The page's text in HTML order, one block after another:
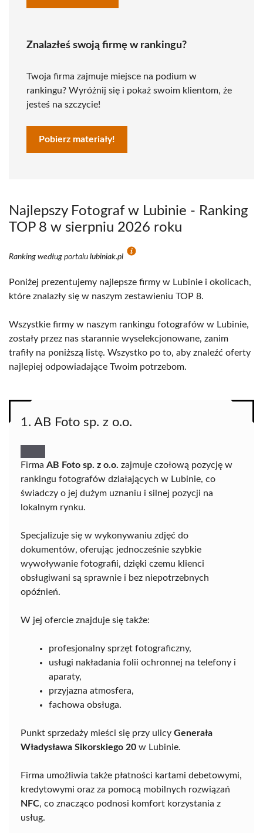
Znalazłeś swoją firmę w rankingu?
Twoja firma zajmuje miejsce na podium w
rankingu? Wyróżnij się i pokaż swoim klientom, że
jesteś na szczycie!
Pobierz materiały!
Najlepszy Fotograf w Lubinie - Ranking
TOP 8 w sierpniu 2026 roku
Ranking według portalu lubiniak.pl
Poniżej prezentujemy najlepsze firmy w Lubinie i okolicach,
które znalazły się w naszym zestawieniu TOP 8.
Wszystkie firmy w naszym rankingu fotografów w Lubinie,
zostały przez nas starannie wyselekcjonowane, zanim
trafiły na poniższą listę. Wszystko po to, aby znaleźć oferty
najlepiej odpowiadające Twoim potrzebom.
1. AB Foto sp. z o.o.
Firma AB Foto sp. z o.o. zajmuje czołową pozycję w
rankingu fotografów działających w Lubinie, co
świadczy o jej dużym uznaniu i silnej pozycji na
lokalnym rynku.
Specjalizuje się w wykonywaniu zdjęć do
dokumentów, oferując jednocześnie szybkie
wywoływanie fotografii, dzięki czemu klienci
obsługiwani są sprawnie i bez niepotrzebnych
opóźnień.
W jej ofercie znajduje się także:
profesjonalny sprzęt fotograficzny,
usługi nakładania folii ochronnej na telefony i
aparaty,
przyjazna atmosfera,
fachowa obsługa.
Punkt sprzedaży mieści się przy ulicy Generała
Władysława Sikorskiego 20 w Lubinie.
Firma umożliwia także płatności kartami debetowymi,
kredytowymi oraz za pomocą mobilnych rozwiązań
NFC, co znacząco podnosi komfort korzystania z
usług.